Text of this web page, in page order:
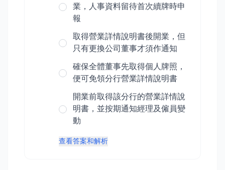
業，人事資料留待首次續牌時申
報
取得營業詳情說明書後開業，但
只有更換公司董事才須作通知
確保全體董事先取得個人牌照，
便可免領分行營業詳情說明書
開業前取得該分行的營業詳情說
明書，並按期通知經理及僱員變
動
查看答案和解析